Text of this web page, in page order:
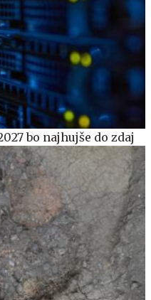
bo najhujše do zdaj